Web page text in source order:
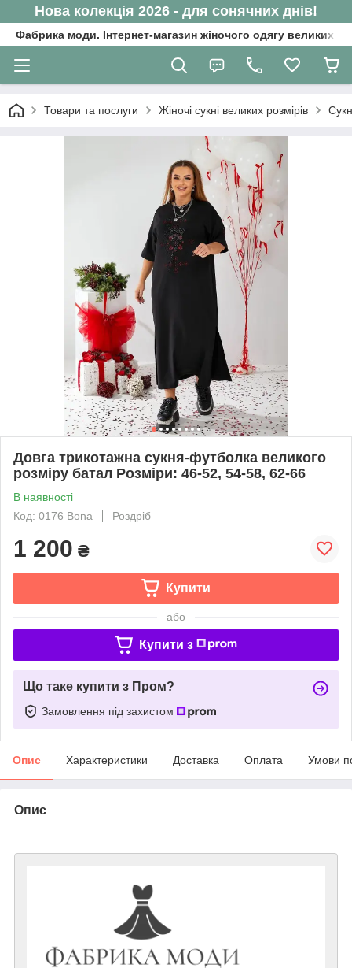
Нова колекція 2026 - для сонячних днів!
Фабрика моди. Інтернет-магазин жіночого одягу великих
Товари та послуги Жіночі сукні великих розмірів
Довга трикотажна сукня-футболка великого
розміру батал Розміри: 46-52, 54-58, 62-66
В наявності
Код: 0176 Bona
Роздріб
1 200 ₴
Купити
або
Купити з
Що таке купити з Пром?
Замовлення під захистом
Опис Характеристики Доставка Оплата Умови
Опис